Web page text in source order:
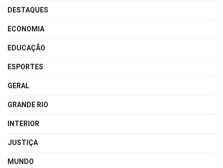
DESTAQUES
ECONOMIA
EDUCAÇÃO
ESPORTES
GERAL
GRANDE RIO
INTERIOR
JUSTIÇA
MUNDO